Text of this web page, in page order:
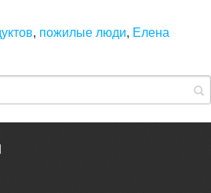
, пожилые люди, Елена